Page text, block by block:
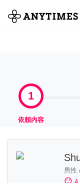
全て
1
依頼内容
男性
sentiment_satisfied